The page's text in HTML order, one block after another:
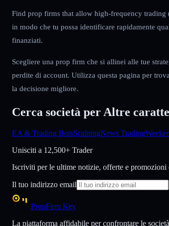
Find prop firms that allow high-frequency trading
in modo che tu possa identificare rapidamente
finanziati.
Scegliere una prop firm che si allinei alle tue
perdite di account. Utilizza questa pagina per
la decisione migliore.
Cerca società per Altre
EA & Trading BotsScalpingNews Trading
Unisciti a 12,500+ Trader
Iscriviti per le ultime notizie, offerte e promozioni
Il tuo indirizzo email
PropFirm Key
La piattaforma affidabile per confrontare le